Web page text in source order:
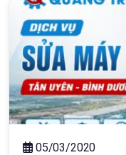
05/03/2020